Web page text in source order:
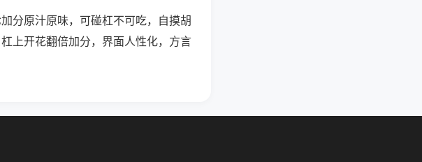
分原汁原味，可碰杠不可吃，自摸胡
上开花翻倍加分，界面人性化，方言